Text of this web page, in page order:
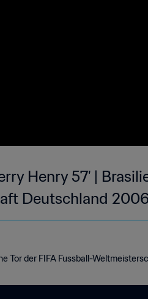
Henry 57' |
Deutschland
Tor der FIFA Fussball-